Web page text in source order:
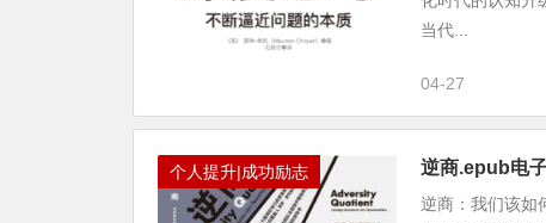
当代...
04-27
个人提升|成功励志 逆商.epub电
逆商：我们该如